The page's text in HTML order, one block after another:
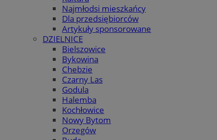
Najmłodsi mieszkańcy
Dla przedsiębiorców
Artykuły sponsorowane
DZIELNICE
Bielszowice
Bykowina
Chebzie
Czarny Las
Godula
Halemba
Kochłowice
Nowy Bytom
Orzegów